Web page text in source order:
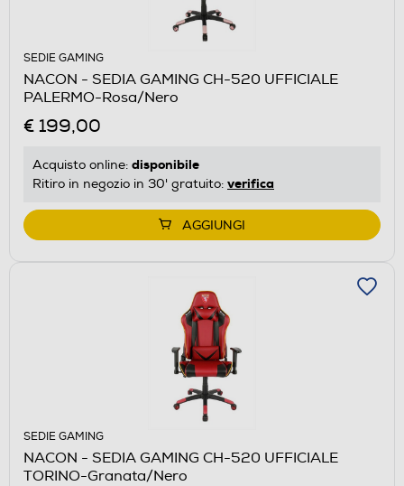
SEDIE GAMING
NACON - SEDIA GAMING CH-520 UFFICIALE
PALERMO-Rosa/Nero
€ 199,00
Acquisto online: disponibile
Ritiro in negozio in 30' gratuito: verifica
AGGIUNGI
SEDIE GAMING
NACON - SEDIA GAMING CH-520 UFFICIALE
TORINO-Granata/Nero